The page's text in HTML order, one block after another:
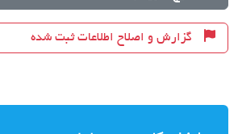
گزارش و اصلاح اطلاعات ثبت شده